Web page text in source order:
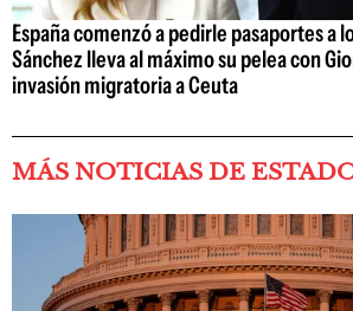
España comenzó a pedirle pasaportes a
Sánchez lleva al máximo su pelea con
invasión migratoria a Ceuta
MÁS NOTICIAS DE